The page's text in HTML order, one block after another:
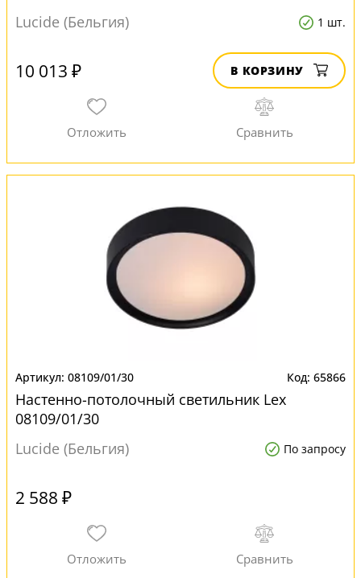
Lucide (Бельгия) 1 шт.
10 013 ₽ В КОРЗИНУ
08109/01/30 65866
Настенно-потолочный светильник Lex
08109/01/30
Lucide (Бельгия)
По запросу
2 588 ₽